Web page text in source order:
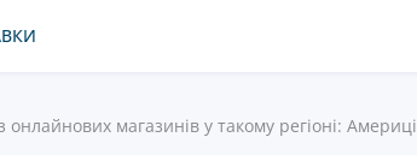
онлайнових магазинів у такому регіоні: Америці